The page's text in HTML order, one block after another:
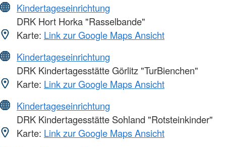
Kindertageseinrichtung
DRK Hort Horka "Rasselbande"
Karte: Link zur Google Maps Ansicht
Kindertageseinrichtung
DRK Kindertagesstätte Görlitz "TurBienchen"
Karte: Link zur Google Maps Ansicht
Kindertageseinrichtung
DRK Kindertagesstätte Sohland "Rotsteinkinder"
Karte: Link zur Google Maps Ansicht